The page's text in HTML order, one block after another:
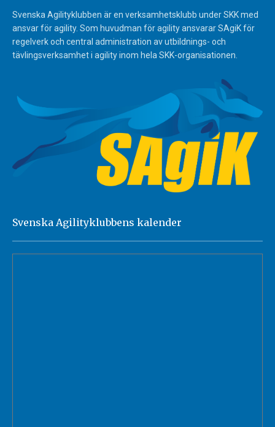
Svenska Agilityklubben är en verksamhetsklubb under SKK med
ansvar för agility. Som huvudman för agility ansvarar SAgiK för
regelverk och central administration av utbildnings- och
tävlingsverksamhet i agility inom hela SKK-organisationen.
Svenska Agilityklubbens kalender